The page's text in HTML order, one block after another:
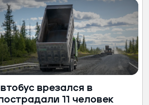
врезался в
11 человек